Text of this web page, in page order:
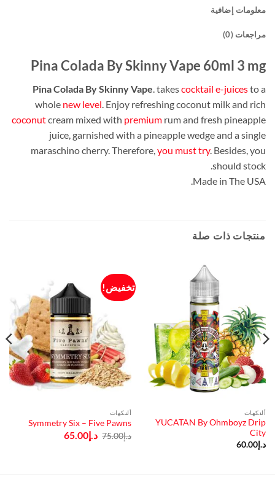
معلومات إضافية
مراجعات (0)
Pina Colada By Skinny Vape 60ml 3 mg
Pina Colada By Skinny Vape. takescocktail e-juicesto a
whole new level. Enjoy refreshing coconut milk and rich
coconutcream mixed with premium rum and fresh pineapple
juice, garnished with a pineapple wedge and a single
maraschino cherry. Therefore,you must try. Besides, you
should stock.
Made in The USA.
منتجات ذات صلة
ألنكهات
YUCATAN By Ohmboyz Drip
City
د.إ 60.00
تخفيض!
ألنكهات
Symmetry Six – Five Pawns
د.إ75.00 السعر
الأصلي
د.إ65.00السعر
الحالي